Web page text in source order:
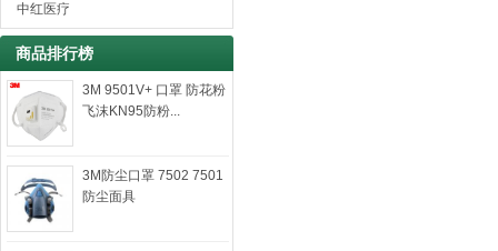
中红医疗
商品排行榜
3M 9501V+ 口罩 防花粉
飞沫KN95防粉...
3M防尘口罩 7502 7501
防尘面具